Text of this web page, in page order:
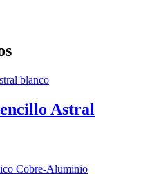
Astral